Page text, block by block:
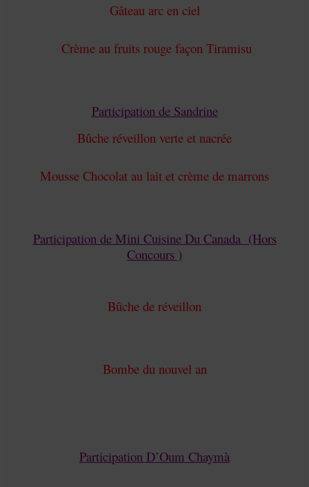
Gâteau arc en ciel
Crème au fruits rouge façon Tiramisu
Participation de Sandrine
Bûche réveillon verte et nacrée
Mousse Chocolat au lait et crème de marrons
Participation de Mini Cuisine Du Canada (Hors
Concours )
Bûche de réveillon
Bombe du nouvel an
Participation D’Oum Chaymà